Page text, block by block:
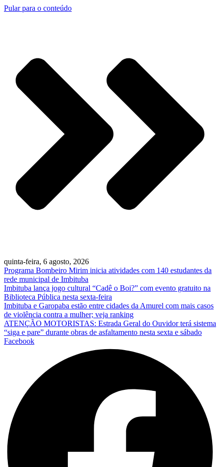
Pular para o conteúdo
quinta-feira, 6 agosto, 2026
Programa Bombeiro Mirim inicia atividades com 140 estudantes da
rede municipal de Imbituba
Imbituba lança jogo cultural “Cadê o Boi?” com evento gratuito na
Biblioteca Pública nesta sexta-feira
Imbituba e Garopaba estão entre cidades da Amurel com mais casos
de violência contra a mulher; veja ranking
ATENÇÃO MOTORISTAS: Estrada Geral do Ouvidor terá sistema
“siga e pare” durante obras de asfaltamento nesta sexta e sábado
Facebook